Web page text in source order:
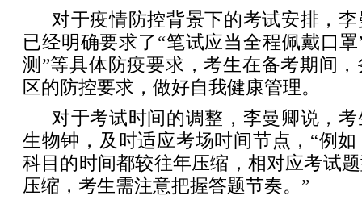
对于疫情防控背景下的考试安排，
已经明确要求了“笔试应当全程佩戴口
测”等具体防疫要求，考生在备考期间
区的防控要求，做好自我健康管理。
对于考试时间的调整，李曼卿说，
生物钟，及时适应考场时间节点，“例
科目的时间都较往年压缩，相对应考试
压缩，考生需注意把握答题节奏。”